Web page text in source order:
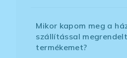
Mikor kapom meg a
szállítással megrendelt
termékemet?